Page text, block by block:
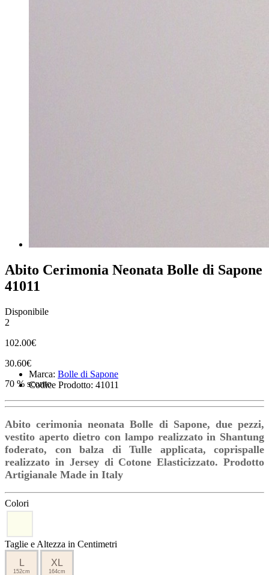
Abito Cerimonia Neonata Bolle di Sapone
41011
Disponibile
2
102.00€
30.60€
70 % sconto
Marca: Bolle di Sapone
Codice Prodotto: 41011
Abito cerimonia neonata Bolle di Sapone, due pezzi,
vestito aperto dietro con lampo realizzato in Shantung
foderato, con balza di Tulle applicata, coprispalle
realizzato in Jersey di Cotone Elasticizzato. Prodotto
Artigianale Made in Italy
Colori
Taglie e Altezza in Centimetri
L
152cm
XL
164cm